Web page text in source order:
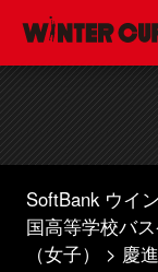
SoftBank ウイ
国高等学校バ
（女子）
慶